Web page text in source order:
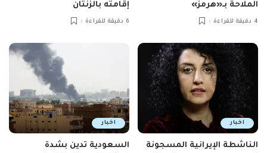
الملاحة بـ«هرمز»
4 دقيقة للقراءة
إقامته بالزنتان
6 دقيقة للقراءة
اخبار
الناشطة الإيرانية المسجونة
اخبار
السعودية تدين بشدة